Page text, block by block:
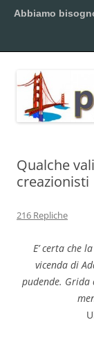
al
Pontilex
Qualche
creazionisti
216 Repliche
E’ certa che la
vicenda di
pudende. Grida
Abbiamo